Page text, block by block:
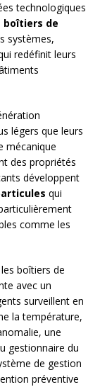
technologiques
boîtiers de
systèmes,
redéfinit leurs
légers que leurs
mécanique
des propriétés
développent
qui
comme les
boîtiers de
avec un
surveillent en
la température,
une
gestionnaire du
de gestion
préventive